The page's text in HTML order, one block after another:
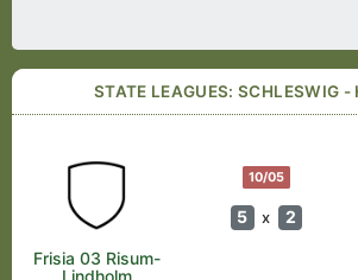
STATE LEAGUES: SCHLESWIG -
10/05
5 x 2
Frisia 03 Risum-
Lindholm